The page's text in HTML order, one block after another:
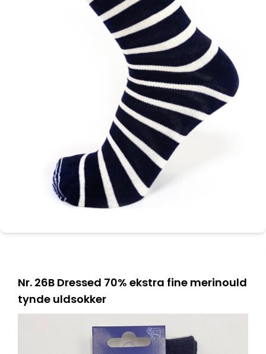
Nr. 26B Dressed 70% ekstra fine merinould
tynde uldsokker